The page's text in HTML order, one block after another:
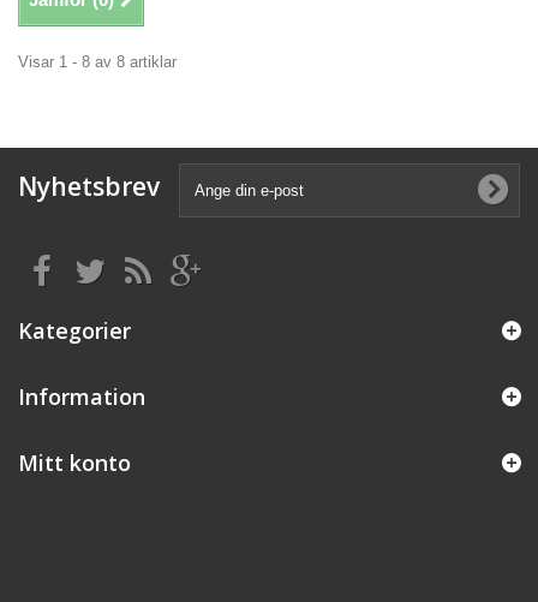
Visar 1 - 8 av 8 artiklar
Nyhetsbrev
Kategorier
Information
Mitt konto